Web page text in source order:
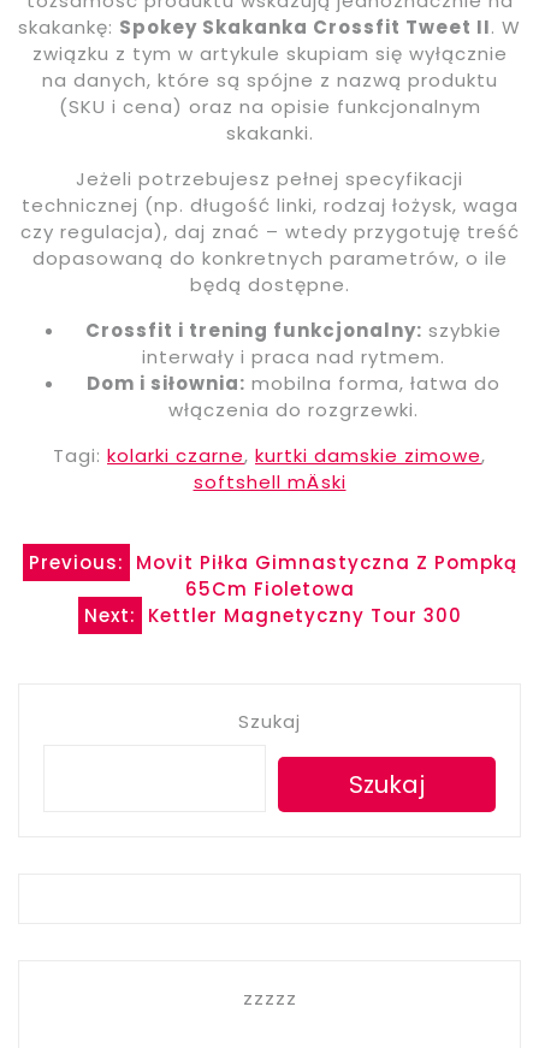
skakankę: Spokey Skakanka Crossfit Tweet II. W
związku z tym w artykule skupiam się wyłącznie
na danych, które są spójne z nazwą produktu
(SKU i cena) oraz na opisie funkcjonalnym
skakanki.
Jeżeli potrzebujesz pełnej specyfikacji
technicznej (np. długość linki, rodzaj łożysk, waga
czy regulacja), daj znać – wtedy przygotuję treść
dopasowaną do konkretnych parametrów, o ile
będą dostępne.
Crossfit i trening funkcjonalny: szybkie
interwały i praca nad rytmem.
Dom i siłownia: mobilna forma, łatwa do
włączenia do rozgrzewki.
Tagi: kolarki czarne, kurtki damskie zimowe,
softshell mÄski
Nawigacja
wpisu
Previous:
Movit Piłka Gimnastyczna Z Pompką
65Cm Fioletowa
Next:
Kettler Magnetyczny Tour 300
Szukaj
Szukaj
zzzzz